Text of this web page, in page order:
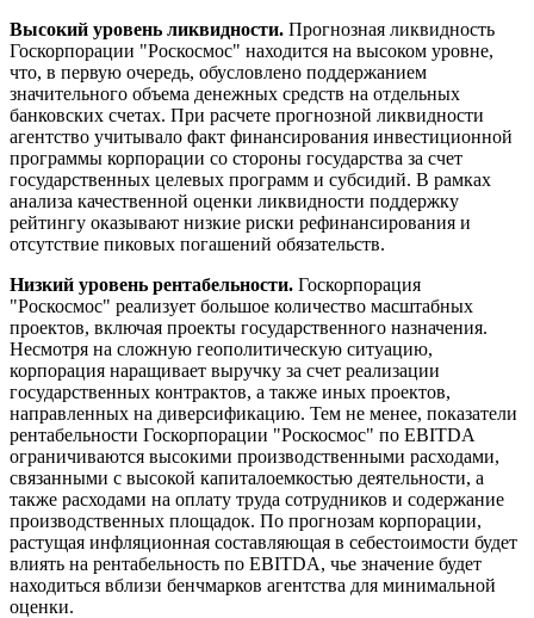
Высокий уровень ликвидности. Прогнозная ликвидность
Госкорпорации "Роскосмос" находится на высоком уровне,
что, в первую очередь, обусловлено поддержанием
значительного объема денежных средств на отдельных
банковских счетах. При расчете прогнозной ликвидности
агентство учитывало факт финансирования инвестиционной
программы корпорации со стороны государства за счет
государственных целевых программ и субсидий. В рамках
анализа качественной оценки ликвидности поддержку
рейтингу оказывают низкие риски рефинансирования и
отсутствие пиковых погашений обязательств.
Низкий уровень рентабельности. Госкорпорация
"Роскосмос" реализует большое количество масштабных
проектов, включая проекты государственного назначения.
Несмотря на сложную геополитическую ситуацию,
корпорация наращивает выручку за счет реализации
государственных контрактов, а также иных проектов,
направленных на диверсификацию. Тем не менее, показатели
рентабельности Госкорпорации "Роскосмос" по EBITDA
ограничиваются высокими производственными расходами,
связанными с высокой капиталоемкостью деятельности, а
также расходами на оплату труда сотрудников и содержание
производственных площадок. По прогнозам корпорации,
растущая инфляционная составляющая в себестоимости будет
влиять на рентабельность по EBITDA, чье значение будет
находиться вблизи бенчмарков агентства для минимальной
оценки.